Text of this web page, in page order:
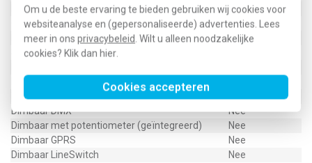
Om u de beste ervaring te bieden gebruiken wij cookies voor
websiteanalyse en (gepersonaliseerde) advertenties. Lees
meer in ons privacybeleid. Wilt u alleen noodzakelijke
cookies? Klik dan hier.
Cookies accepteren
Met luchtsleuven
Nee
Constante lichtstroom regeling
Nee
Met IFTTT ondersteuning
Nee
Soort bedrading
Dimbaar 1-10 V
Dimbaar DALI
Dimbaar DMX
Nee
Dimbaar met potentiometer (geïntegreerd)
Nee
Dimbaar GPRS
Nee
Dimbaar LineSwitch
Nee